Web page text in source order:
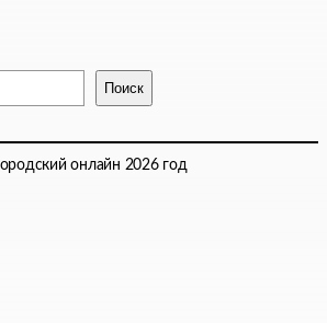
Поиск
онлайн 2026 год